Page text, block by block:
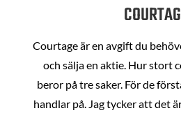
Courtage är en avgift du
och sälja en aktie. Hur stort
beror på tre saker. För de
handlar på. Jag tycker att det